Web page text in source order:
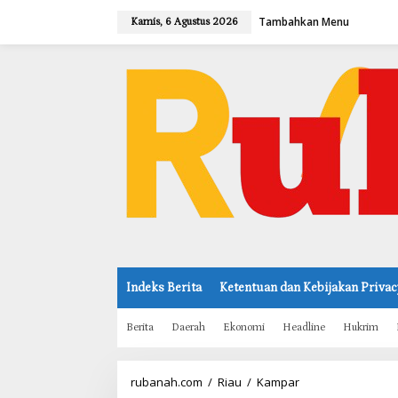
Kamis, 6 Agustus 2026 Tambahkan Menu
Indeks Berita Ketentuan dan Kebijakan
Berita Daerah Ekonomi Headline Hukrim
rubanah.com / Riau / Kampar